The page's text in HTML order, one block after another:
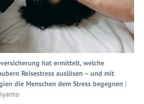
hat ermittelt, welche
Reisestress auslösen – und mit
die Menschen dem Stress begegnen |